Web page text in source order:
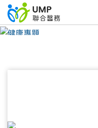
健康專題